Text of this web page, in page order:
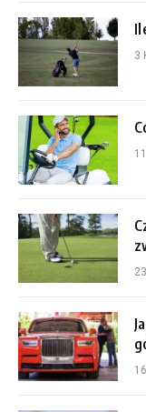
3